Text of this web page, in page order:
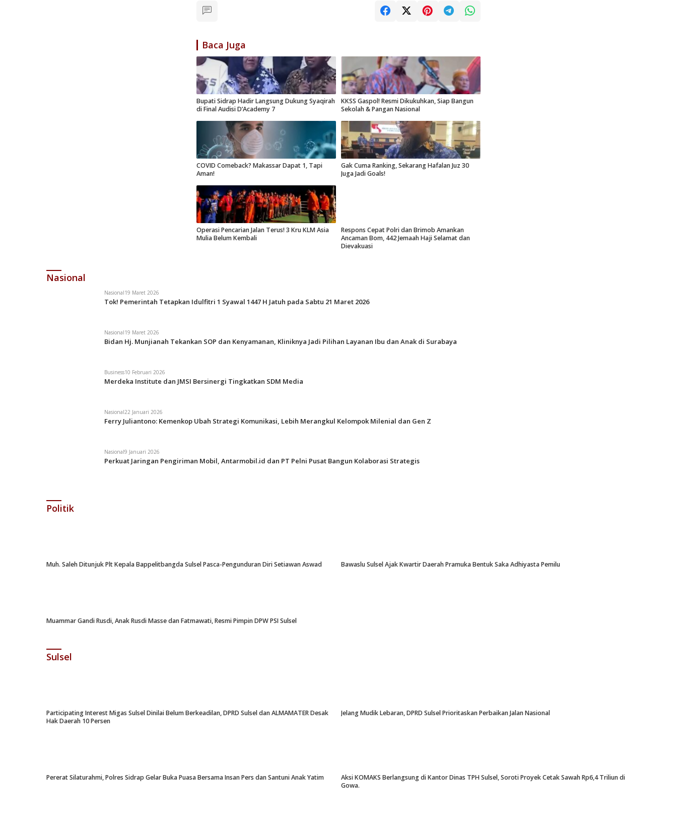
Baca Juga
Bupati Sidrap Hadir Langsung Dukung Syaqirah
di Final Audisi D’Academy 7
KKSS Gaspol! Resmi Dikukuhkan, Siap Bangun
Sekolah & Pangan Nasional
COVID Comeback? Makassar Dapat 1, Tapi
Aman!
Gak Cuma Ranking, Sekarang Hafalan Juz 30
Juga Jadi Goals!
Operasi Pencarian Jalan Terus! 3 Kru KLM Asia
Mulia Belum Kembali
Respons Cepat Polri dan Brimob Amankan
Ancaman Bom, 442 Jemaah Haji Selamat dan
Dievakuasi
Nasional
Nasional19 Maret 2026
Tok! Pemerintah Tetapkan Idulfitri 1 Syawal 1447 H Jatuh pada Sabtu 21 Maret 2026
Nasional19 Maret 2026
Bidan Hj. Munjianah Tekankan SOP dan Kenyamanan, Kliniknya Jadi Pilihan Layanan Ibu dan Anak di Surabaya
Business10 Februari 2026
Merdeka Institute dan JMSI Bersinergi Tingkatkan SDM Media
Nasional22 Januari 2026
Ferry Juliantono: Kemenkop Ubah Strategi Komunikasi, Lebih Merangkul Kelompok Milenial dan Gen Z
Nasional9 Januari 2026
Perkuat Jaringan Pengiriman Mobil, Antarmobil.id dan PT Pelni Pusat Bangun Kolaborasi Strategis
Politik
Muh. Saleh Ditunjuk Plt Kepala Bappelitbangda Sulsel Pasca-Pengunduran Diri Setiawan Aswad Bawaslu Sulsel Ajak Kwartir Daerah Pramuka Bentuk Saka Adhiyasta Pemilu
Muammar Gandi Rusdi, Anak Rusdi Masse dan Fatmawati, Resmi Pimpin DPW PSI Sulsel
Sulsel
Participating Interest Migas Sulsel Dinilai Belum Berkeadilan, DPRD Sulsel dan ALMAMATER Desak
Hak Daerah 10 Persen
Jelang Mudik Lebaran, DPRD Sulsel Prioritaskan Perbaikan Jalan Nasional
Pererat Silaturahmi, Polres Sidrap Gelar Buka Puasa Bersama Insan Pers dan Santuni Anak Yatim
Aksi KOMAKS Berlangsung di Kantor Dinas TPH Sulsel, Soroti Proyek Cetak Sawah Rp6,4 Triliun di
Gowa.